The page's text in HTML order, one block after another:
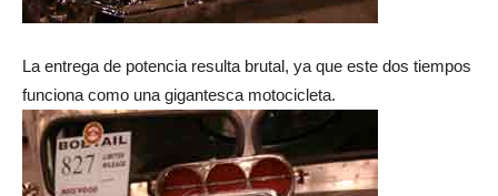
La entrega de potencia resulta brutal, ya que este dos tiempos
funciona como una gigantesca motocicleta.